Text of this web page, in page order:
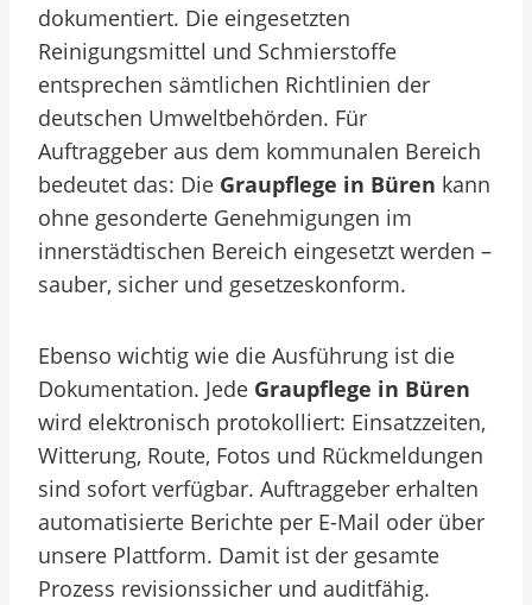
dokumentiert. Die eingesetzten
Reinigungsmittel und Schmierstoffe
entsprechen sämtlichen Richtlinien der
deutschen Umweltbehörden. Für
Auftraggeber aus dem kommunalen Bereich
bedeutet das: Die Graupflege in Büren kann
ohne gesonderte Genehmigungen im
innerstädtischen Bereich eingesetzt werden –
sauber, sicher und gesetzeskonform.
Ebenso wichtig wie die Ausführung ist die
Dokumentation. Jede Graupflege in Büren
wird elektronisch protokolliert: Einsatzzeiten,
Witterung, Route, Fotos und Rückmeldungen
sind sofort verfügbar. Auftraggeber erhalten
automatisierte Berichte per E-Mail oder über
unsere Plattform. Damit ist der gesamte
Prozess revisionssicher und auditfähig.